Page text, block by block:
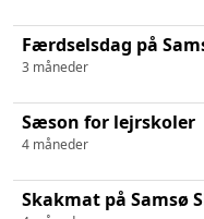
Færdselsdag på
3 måneder
Sæson for lejrskoler
4 måneder
Skakmat på Samsø